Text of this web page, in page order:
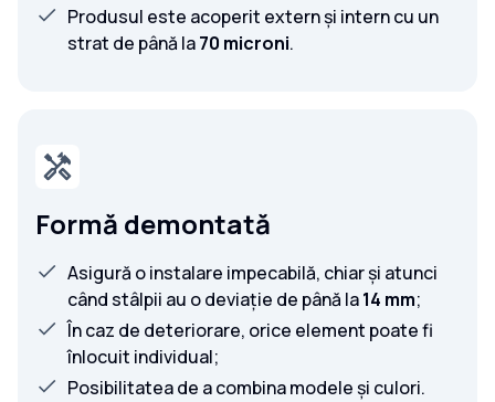
Produsul este acoperit extern și intern cu un
strat de până la70 microni.
Formă demontată
Asigură o instalare impecabilă, chiar și atunci
când stâlpii au o deviație de până la14 mm;
În caz de deteriorare, orice element poate fi
înlocuit individual;
Posibilitatea de a combina modele și culori.